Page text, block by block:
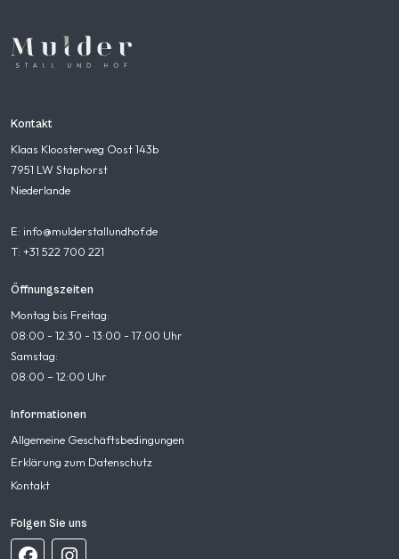
Kontakt
Klaas Kloosterweg Oost 143b
7951 LW Staphorst
Niederlande
E: info@mulderstallundhof.de
T: +31 522 700 221
Öffnungszeiten
Montag bis Freitag:
08:00 - 12:30 - 13:00 - 17:00 Uhr
Samstag:
08:00 – 12:00 Uhr
Informationen
Allgemeine Geschäftsbedingungen
Erklärung zum Datenschutz
Kontakt
Folgen Sie uns